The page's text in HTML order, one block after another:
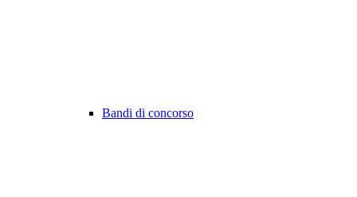
Bandi di concorso